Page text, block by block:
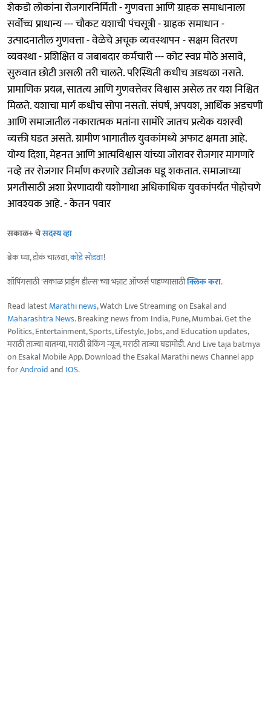
शेकडो लोकांना रोजगारनिर्मिती - गुणवत्ता आणि ग्राहक समाधानाला
सर्वोच्च प्राधान्य --- चौकट यशाची पंचसूत्री - ग्राहक समाधान -
उत्पादनातील गुणवत्ता - वेळेचे अचूक व्यवस्थापन - सक्षम वितरण
व्यवस्था - प्रशिक्षित व जबाबदार कर्मचारी --- कोट स्वप्न मोठे असावे,
सुरुवात छोटी असली तरी चालते. परिस्थिती कधीच अडथळा नसते.
प्रामाणिक प्रयत्न, सातत्य आणि गुणवत्तेवर विश्वास असेल तर यश निश्चित
मिळते. यशाचा मार्ग कधीच सोपा नसतो. संघर्ष, अपयश, आर्थिक अडचणी
आणि समाजातील नकारात्मक मतांना सामोरे जातच प्रत्येक यशस्वी
व्यक्ती घडत असते. ग्रामीण भागातील युवकांमध्ये अफाट क्षमता आहे.
योग्य दिशा, मेहनत आणि आत्मविश्वास यांच्या जोरावर रोजगार मागणारे
नव्हे तर रोजगार निर्माण करणारे उद्योजक घडू शकतात. समाजाच्या
प्रगतीसाठी अशा प्रेरणादायी यशोगाथा अधिकाधिक युवकांपर्यंत पोहोचणे
आवश्यक आहे. - केतन पवार
सकाळ+ चेसदस्य व्हा
ब्रेक घ्या, डोकं चालवा,कोडे सोडवा!
शॉपिंगसाठी 'सकाळ प्राईम डील्स'च्या भन्नाट ऑफर्स पाहण्यासाठीक्लिक करा.
Read latestMarathi news, Watch Live Streaming on Esakal and
Maharashtra News. Breaking news from India, Pune, Mumbai. Get the
Politics, Entertainment, Sports, Lifestyle, Jobs, and Education updates,
मराठी ताज्या बातम्या, मराठी ब्रेकिंग न्यूज, मराठी ताज्या घडामोडी. And Live taja batmya
on Esakal Mobile App. Download the Esakal Marathi news Channel app
forAndroidand IOS.